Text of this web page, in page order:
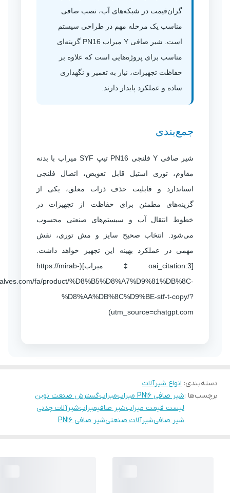
گران‌قیمت در شبکه‌های آب، نصب صافی
مناسب یک مرحله مهم در طراحی سیستم
است. شیر صافی Y میراب PN16 گزینه‌ای
مناسب برای پروژه‌هایی است که علاوه بر
حفاظت تجهیزات، نیاز به تعمیر و نگهداری
ساده و عملکرد پایدار دارند.
جمع‌بندی
شیر صافی Y فلنجی PN16 تیپ SYF میراب با بدنه
مقاوم، توری استیل قابل تعویض، اتصال فلنجی
استاندارد و قابلیت حذف ذرات معلق، یکی از
گزینه‌های مطمئن برای حفاظت از تجهیزات در
خطوط انتقال آب و سیستم‌های صنعتی محسوب
می‌شود. انتخاب صحیح سایز و مش توری، نقش
مهمی در عملکرد بهینه این تجهیز خواهد داشت.
[oai_citation:3‡میراب](https://mirab-
fa/product/%D8%B5%D8%A7%D9%81%DB%8C-
%D8%AA%DB%8C%D9%BE-stf-t-copy/?
utm_source=chatgpt.com)
دسته‌بندی: انواع شیرآلات
برچسب‌ها :شیر صافی PN16 میراب میرابگسترش صنعت نوین
لیست قیمت میرابشیر صافیمیرابشیرآلات چدنی
شیر صافیشیرآلات صنعتیشیر صافی PN16